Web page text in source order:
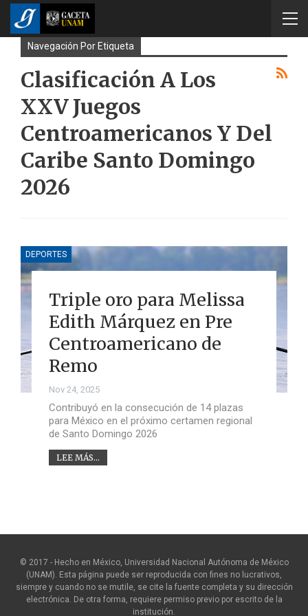
Navegación Por Etiqueta
Clasificación A Los
XXV Juegos
Centroamericanos Y Del
Caribe Santo Domingo
2026
DEPORTES
Triple oro para Melissa
Edith Márquez en Pre
Centroamericano de
Remo
Nov 24, 2025
Contribuyó en la consecución de 14 plazas
para México en el próximo certamen regional
de Santo Domingo 2026
LEE MÁS...
© 2017 - Hecho en México, Universidad Nacional Autónoma de México
(UNAM). Esta página puede ser reproducida con fines no lucrativos,
siempre y cuando no se mutile, se cite la fuente completa y su dirección
electrónica. De otra forma, requiere permiso previo por escrito de la
institución.